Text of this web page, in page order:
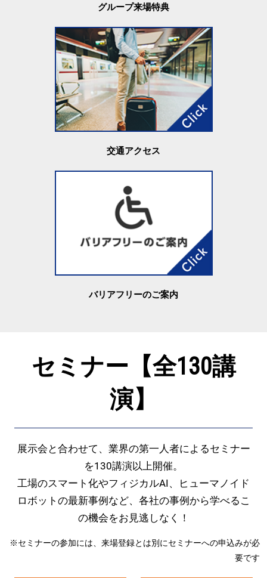
グループ来場特典
交通アクセス
バリアフリーのご案内
セミナー【全130講
演】
展示会と合わせて、業界の第一人者によるセミナー
を130講演以上開催。
工場のスマート化やフィジカルAI、ヒューマノイド
ロボットの最新事例など、各社の事例から学べるこ
の機会をお見逃しなく！
※セミナーの参加には、来場登録とは別にセミナーへの申込みが必
要です